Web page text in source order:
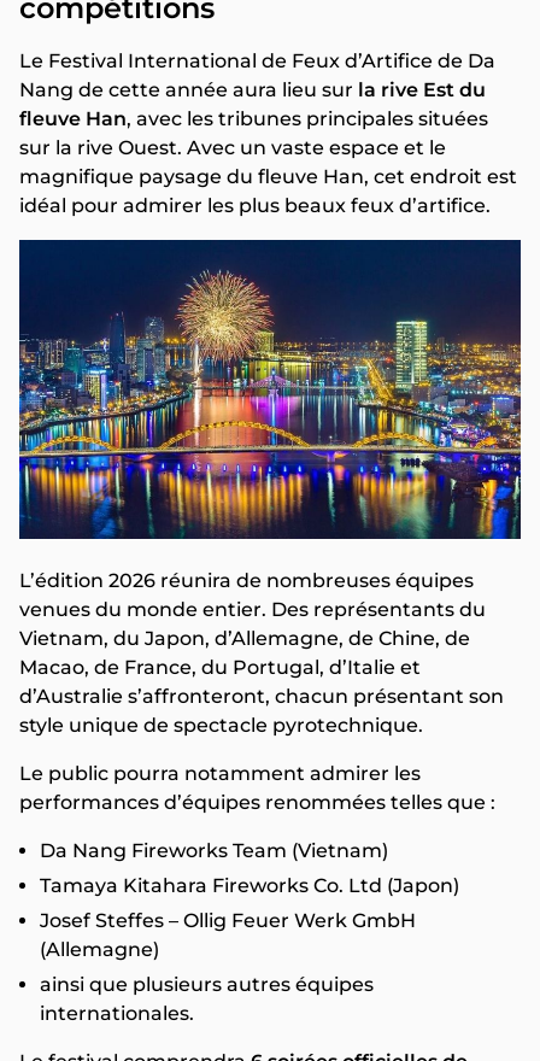
compétitions
Le Festival International de Feux d’Artifice de Da
Nang de cette année aura lieu sur la rive Est du
fleuve Han, avec les tribunes principales situées
sur la rive Ouest. Avec un vaste espace et le
magnifique paysage du fleuve Han, cet endroit est
idéal pour admirer les plus beaux feux d’artifice.
L’édition 2026 réunira de nombreuses équipes
venues du monde entier. Des représentants du
Vietnam, du Japon, d’Allemagne, de Chine, de
Macao, de France, du Portugal, d’Italie et
d’Australie s’affronteront, chacun présentant son
style unique de spectacle pyrotechnique.
Le public pourra notamment admirer les
performances d’équipes renommées telles que :
Da Nang Fireworks Team (Vietnam)
Tamaya Kitahara Fireworks Co. Ltd (Japon)
Josef Steffes – Ollig Feuer Werk GmbH
(Allemagne)
ainsi que plusieurs autres équipes
internationales.